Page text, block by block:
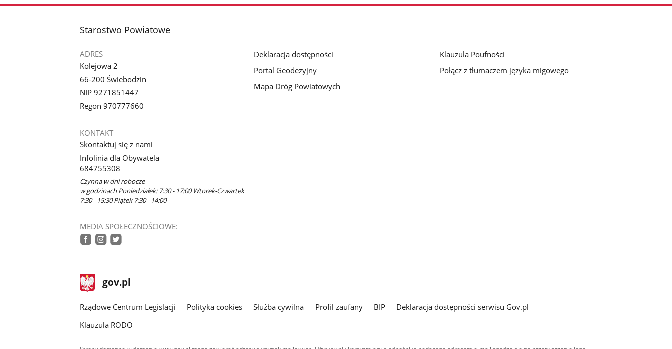
stopka
Starostwo Powiatowe
ADRES
Kolejowa 2
66-200 Świebodzin
NIP 9271851447
Regon 970777660
KONTAKT
Skontaktuj się z nami
Infolinia dla Obywatela
684755308
Czynna w dni robocze
w godzinach Poniedziałek: 7:30 - 17:00 Wtorek-Czwartek
7:30 - 15:30 Piątek 7:30 - 14:00
MEDIA SPOŁECZNOŚCIOWE:
Deklaracja dostępności
Portal Geodezyjny
Mapa Dróg Powiatowych
Klauzula Poufności
Połącz z tłumaczem języka migowego
stopka
gov.pl Strona
gov.pl
Rządowe Centrum Legislacji Polityka cookies Służba cywilna Profil zaufany BIP
Deklaracja dostępności serwisu Gov.pl
Klauzula RODO